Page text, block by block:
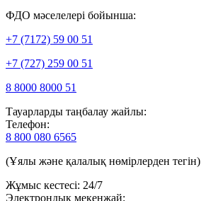
ФДО мәселелері бойынша:
+7 (7172) 59 00 51
+7 (727) 259 00 51
8 8000 8000 51
Тауарларды таңбалау жайлы:
Телефон:
8 800 080 6565
(Ұялы және қалалық нөмірлерден тегін)
Жұмыс кестесі: 24/7
Электрондық мекенжай: